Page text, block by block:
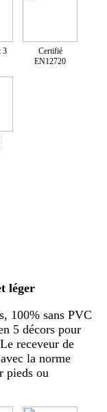
3
Certifié
EN12720
léger
100% sans PVC
5 décors pour
receveur de
la norme
pieds ou